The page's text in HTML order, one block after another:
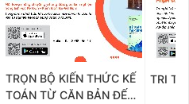
TRỌN BỘ KIẾN THỨC KẾ
TOÁN TỪ CĂN BẢN ĐẾN
TRI